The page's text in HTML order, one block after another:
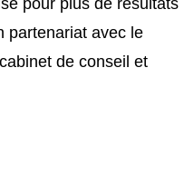
pour plus de résultats
partenariat avec le
de conseil et